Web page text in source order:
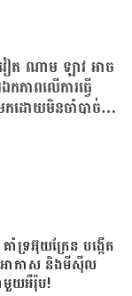
វៀត ណាម ឡាវ អាច
កភាពលើការធ្វើ
ដោយមិនចាំបាច់
ទ្រអ៊ុយក្រែន បង្កើត
នអាកាស និងមីស៊ីល
មួយអឺរ៉ុប!